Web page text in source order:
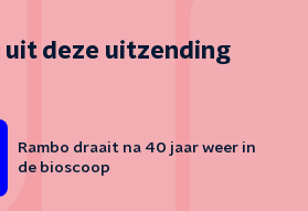
uit deze uitzending
Rambo draait na 40 jaar weer in
de bioscoop